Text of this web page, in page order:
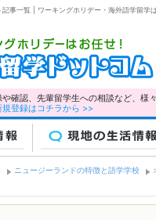
事一覧 | ワーキングホリデー・海外語学留学は
確認、先輩留学生への相談など、様
規登録はコチラから >>
現地の生活情報
ニュージーランドの特徴と語学学校